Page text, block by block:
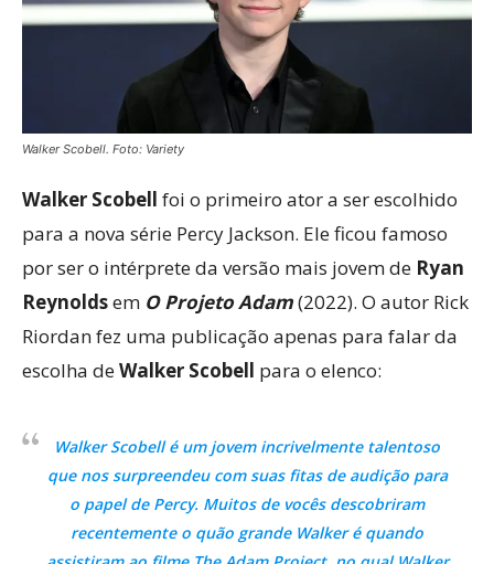
Walker Scobell. Foto: Variety
Walker Scobell foi o primeiro ator a ser escolhido
para a nova série Percy Jackson. Ele ficou famoso
por ser o intérprete da versão mais jovem de Ryan
Reynoldsem O Projeto Adam(2022). O autor Rick
Riordan fez uma publicação apenas para falar da
escolha deWalker Scobell para o elenco:
Walker Scobell é um jovem incrivelmente talentoso
que nos surpreendeu com suas fitas de audição para
o papel de Percy. Muitos de vocês descobriram
recentemente o quão grande Walker é quando